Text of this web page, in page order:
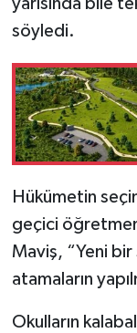
yarısında bile
söyledi.
Hükümetin
geçici
Maviş, “Yeni
atamaların
Okulların